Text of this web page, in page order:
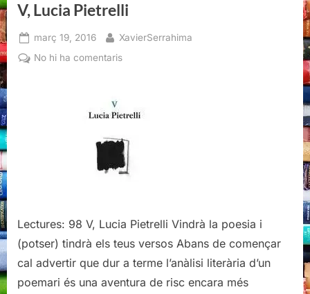
V, Lucia Pietrelli
Posted
on
març 19, 2016 By
XavierSerrahima
No hi ha comentarisa
Lectures: 98 V, Lucia Pietrelli Vindrà la poesia i
(potser) tindrà els teus versos Abans de començar
cal advertir que dur a terme l’anàlisi literària d’un
poemari és una aventura de risc encara més